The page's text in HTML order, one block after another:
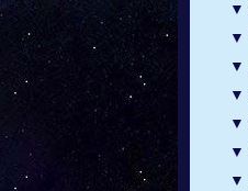
▼
▼
▼
▼
▼
▼
▼